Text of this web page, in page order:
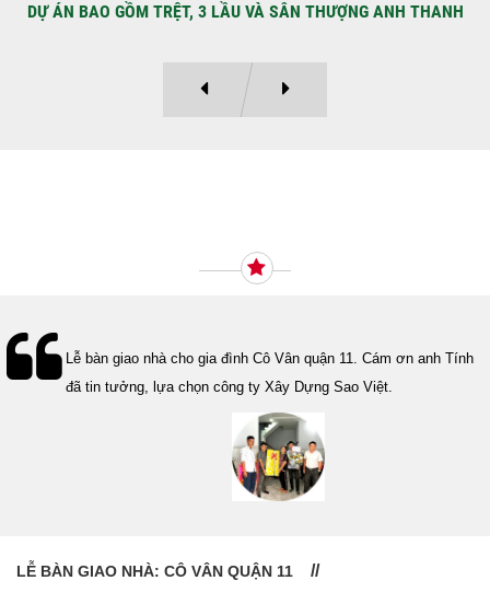
DỰ ÁN BAO GỒM TRỆT, 3 LẦU VÀ SÂN THƯỢNG ANH THANH
Lễ bàn giao nhà cho gia đình Cô Vân quận 11. Cám ơn anh Tính
đã tin tưởng, lựa chọn công ty Xây Dựng Sao Việt.
LỄ BÀN GIAO NHÀ: CÔ VÂN QUẬN 11